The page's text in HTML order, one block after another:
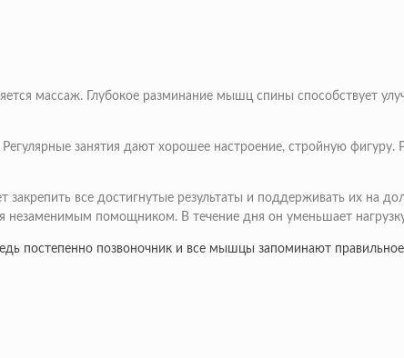
массаж. Глубокое разминание мышц спины способствует
занятия дают хорошее настроение, стройную фигуру.
закрепить все достигнутые результаты и поддерживать их на
незаменимым помощником. В течение дня он уменьшает
постепенно позвоночник и все мышцы запоминают